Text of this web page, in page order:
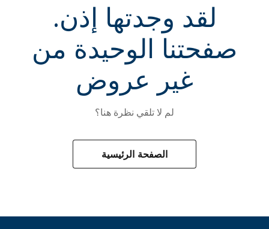
لقد وجدتها إذن.
صفحتنا الوحيدة من
غير عروض
لم لا تلقي نظرة هنا؟
الصفحة الرئيسية